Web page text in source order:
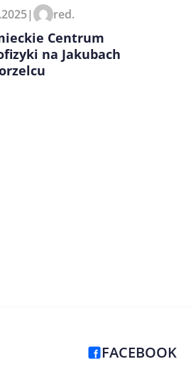
| red.
Centrum
na Jakubach
FACEBOOK